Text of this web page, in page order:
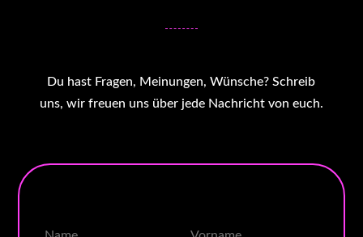
Du hast Fragen, Meinungen, Wünsche? Schreib
uns, wir freuen uns über jede Nachricht von euch.